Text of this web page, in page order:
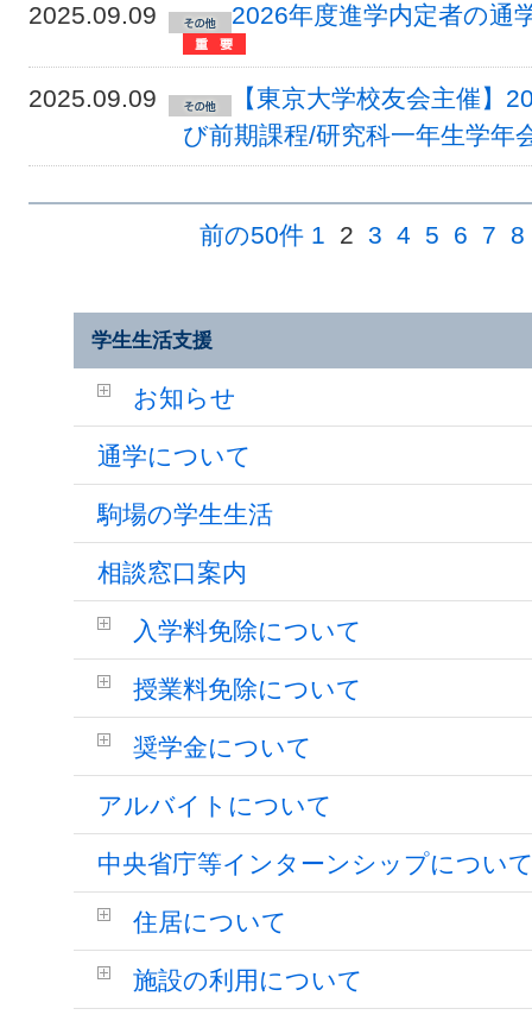
2025.09.09 2026年度進学内定者の通
2025.09.09
【東京大学校友会主催】
び前期課程/研究科一年生学年
前の50件 1 2 3 4 5 6 7 8
学生生活支援
お知らせ
通学について
駒場の学生生活
相談窓口案内
入学料免除について
授業料免除について
奨学金について
アルバイトについて
中央省庁等インターンシップについ
住居について
施設の利用について